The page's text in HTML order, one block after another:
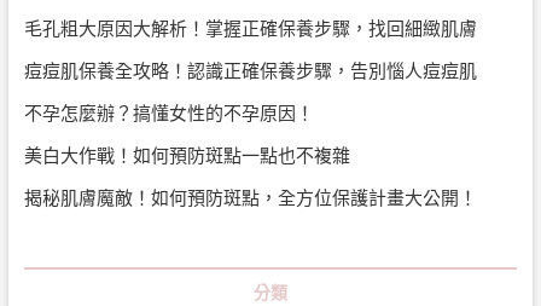
毛孔粗大原因大解析！掌握正確保養步驟，找回細緻肌膚
痘痘肌保養全攻略！認識正確保養步驟，告別惱人痘痘肌
不孕怎麼辦？搞懂女性的不孕原因！
美白大作戰！如何預防斑點一點也不複雜
揭秘肌膚魔敵！如何預防斑點，全方位保護計畫大公開！
分類